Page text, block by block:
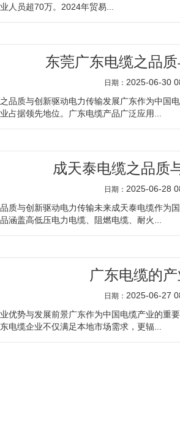
人员超70万。2024年贸易...
东莞广东电缆之品
日期： 2025-06-30
品质与创新驱动电力传输发展广东作为中国
占据领先地位。广东电缆产品广泛应用...
成天泰电缆之品质
日期： 2025-06-28
质与创新驱动电力传输未来成天泰电缆作为
涵盖高低压电力电缆、阻燃电缆、耐火...
广东电缆的
日期： 2025-06-27
优势与发展前景广东作为中国电缆产业的重
电缆企业不仅满足本地市场需求，更辐...